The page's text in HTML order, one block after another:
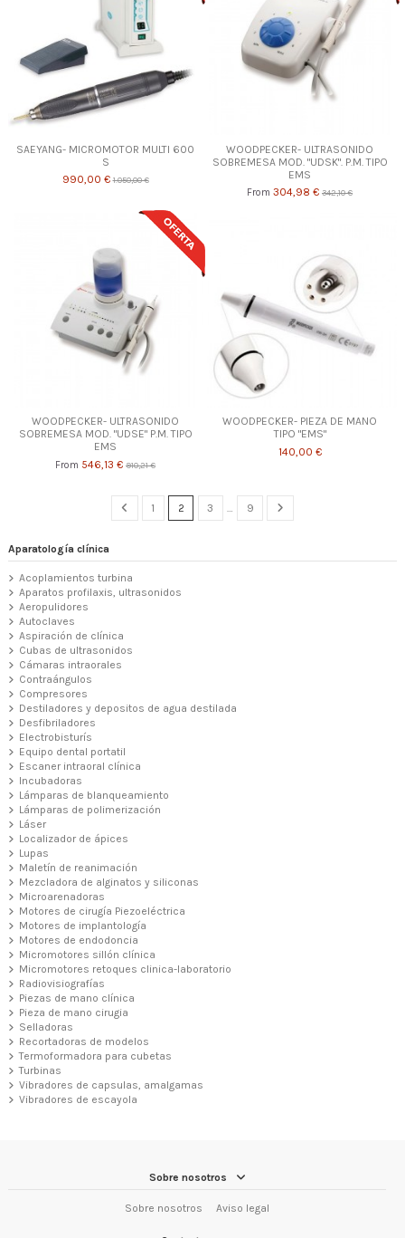
SAEYANG- MICROMOTOR MULTI 600
S
990,00 €1.050,00 €
WOODPECKER- ULTRASONIDO
SOBREMESA MOD. "UDSK". P.M. TIPO
EMS
From 304,98 € 342,10 €
WOODPECKER- ULTRASONIDO
SOBREMESA MOD. "UDSE" P.M. TIPO
EMS
From 546,13 € 910,21 €
WOODPECKER- PIEZA DE MANO
TIPO "EMS"
140,00 €
1 2 3 … 9
Aparatología clínica
Acoplamientos turbina
Aparatos profilaxis, ultrasonidos
Aeropulidores
Autoclaves
Aspiración de clínica
Cubas de ultrasonidos
Cámaras intraorales
Contraángulos
Compresores
Destiladores y depositos de agua destilada
Desfibriladores
Electrobisturís
Equipo dental portatil
Escaner intraoral clínica
Incubadoras
Lámparas de blanqueamiento
Lámparas de polimerización
Láser
Localizador de ápices
Lupas
Maletín de reanimación
Mezcladora de alginatos y siliconas
Microarenadoras
Motores de cirugía Piezoeléctrica
Motores de implantología
Motores de endodoncia
Micromotores sillón clínica
Micromotores retoques clinica-laboratorio
Radiovisiografías
Piezas de mano clínica
Pieza de mano cirugia
Selladoras
Recortadoras de modelos
Termoformadora para cubetas
Turbinas
Vibradores de capsulas, amalgamas
Vibradores de escayola
Sobre nosotros
Sobre nosotros Aviso legal